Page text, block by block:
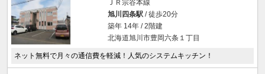
ＪＲ宗谷本線
旭川四条駅/ 徒歩20分
築年 14年 / 2階建
北海道旭川市豊岡六条１丁目
ネット無料で月々の通信費を軽減！人気のシステムキッチン！